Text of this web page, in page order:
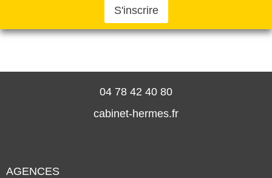
S'inscrire
04 78 42 40 80
cabinet-hermes.fr
AGENCES